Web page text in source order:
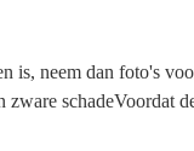
is, neem dan foto's
schadeVoordat